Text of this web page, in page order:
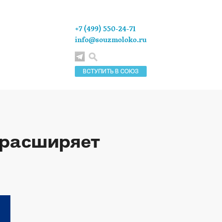
ВСТУПИТЬ В СОЮЗ
+7 (499) 550-24-71
info@souzmoloko.ru